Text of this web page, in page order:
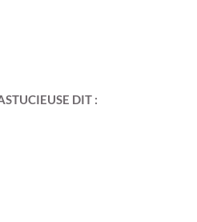
DIT :